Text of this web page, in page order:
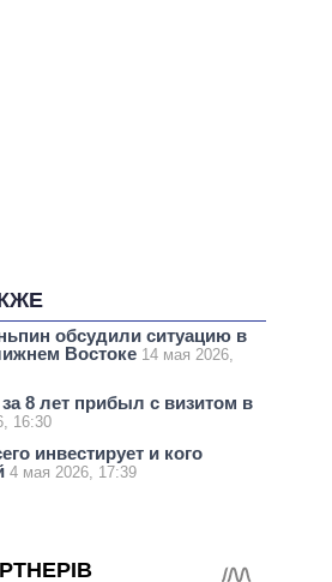
обсудили ситуацию в
Востоке 14 мая 2026,
8 лет прибыл с визитом в
16:30
инвестирует и кого
4 мая 2026, 17:39